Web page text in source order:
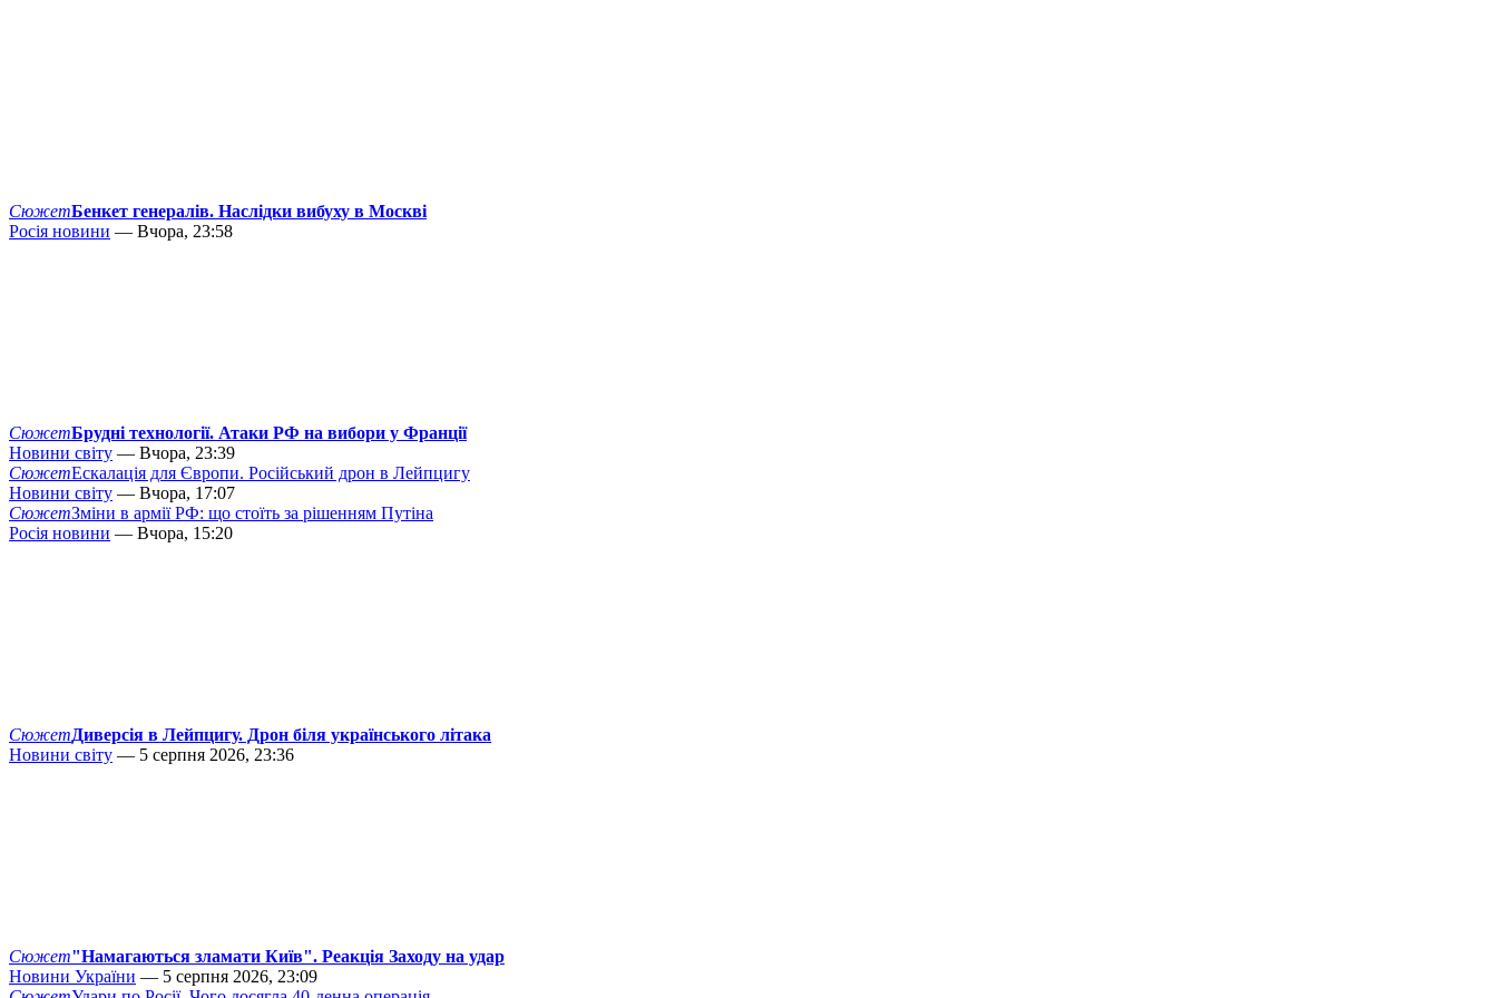
СюжетБенкет генералів. Наслідки вибуху в Москві
Росія новини — Вчора, 23:58
СюжетБрудні технології. Атаки РФ на вибори у Франції
Новини світу — Вчора, 23:39
СюжетЕскалація для Європи. Російський дрон в Лейпцигу
Новини світу — Вчора, 17:07
СюжетЗміни в армії РФ: що стоїть за рішенням Путіна
Росія новини — Вчора, 15:20
СюжетДиверсія в Лейпцигу. Дрон біля українського літака
Новини світу — 5 серпня 2026, 23:36
Сюжет"Намагаються зламати Київ". Реакція Заходу на удар
Новини України — 5 серпня 2026, 23:09